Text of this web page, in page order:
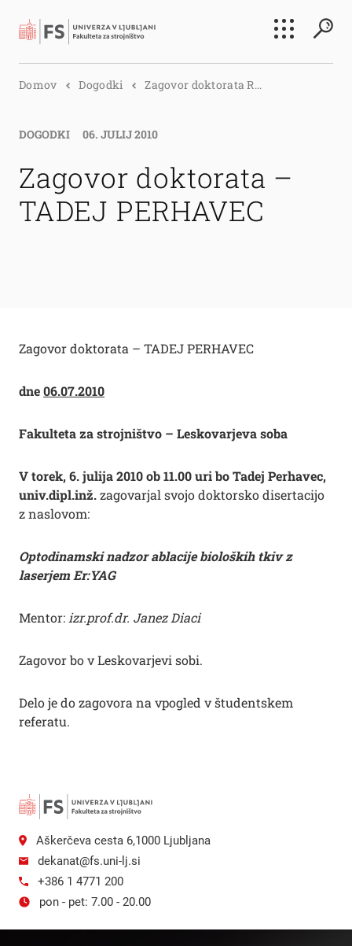
Išči
Domov Dogodki Zagovor doktorata R...
DOGODKI 06. JULIJ 2010
Zagovor doktorata –
TADEJ PERHAVEC
Zagovor doktorata – TADEJ PERHAVEC
dne06.07.2010
Fakulteta za strojništvo – Leskovarjeva soba
V torek, 6. julija 2010 ob 11.00 uri bo Tadej Perhavec,
univ.dipl.inž.zagovarjal svojo doktorsko disertacijo
z naslovom:
Optodinamski nadzor ablacije bioloških tkiv z
laserjem Er:YAG
Mentor: izr.prof.dr. Janez Diaci
Zagovor bo v Leskovarjevi sobi.
Delo je do zagovora na vpogled v študentskem
referatu.
Aškerčeva cesta 6,1000 Ljubljana
dekanat@fs.uni-lj.si
+386 1 4771 200
pon - pet: 7.00 - 20.00